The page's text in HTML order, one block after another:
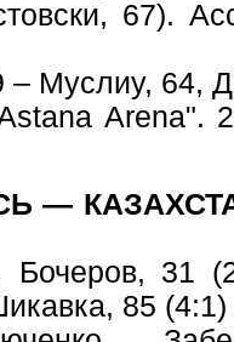
67).
Муслиу, 64,
Arena".
—
Бочеров, 31
85 (4:1)